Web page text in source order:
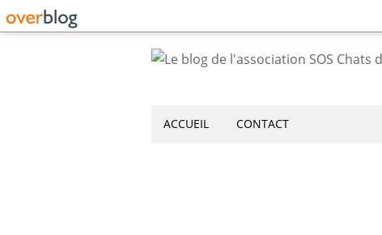
ACCUEIL CONTACT